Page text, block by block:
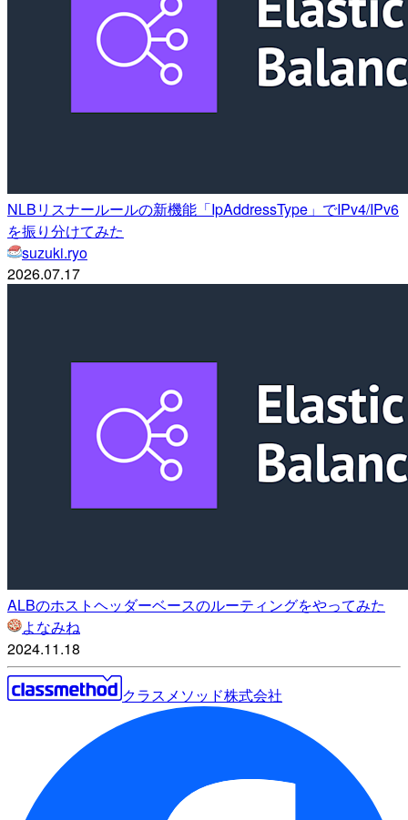
NLBリスナールールの新機能「IpAddressType」でIPv4/IPv6
を振り分けてみた
suzuki.ryo
2026.07.17
ALBのホストヘッダーベースのルーティングをやってみた
よなみね
2024.11.18
クラスメソッド株式会社